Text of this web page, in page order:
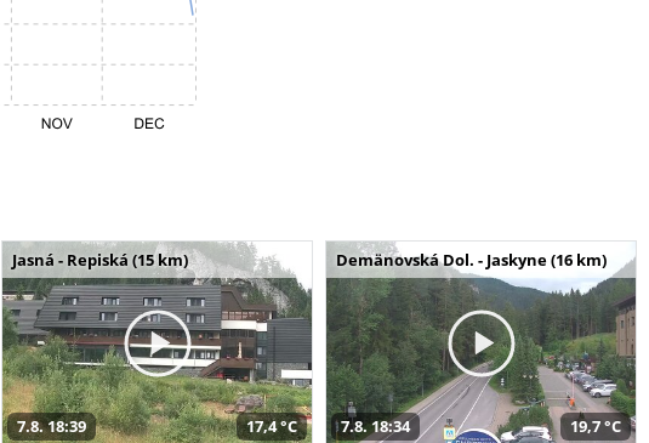
Jasná - Repiská (15 km)
7.8. 18:39 17,4 °C
Demänovská Dol. - Jaskyne (16 km)
7.8. 18:34 19,7 °C